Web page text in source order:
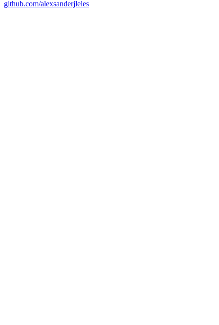
github.com/alexsanderjleles